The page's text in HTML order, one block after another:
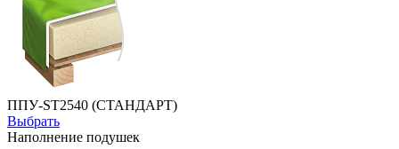
ППУ-ST2540 (СТАНДАРТ)
Выбрать
Наполнение подушек